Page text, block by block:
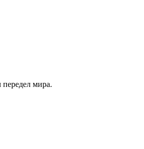
мира.